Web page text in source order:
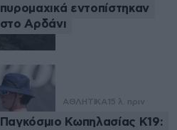
πυρομαχικά εντοπίστηκαν
στο Αρδάνι
ΑΘΛΗΤΙΚΑ 15 λ. πριν
Παγκόσμιο Κωπηλασίας Κ19: